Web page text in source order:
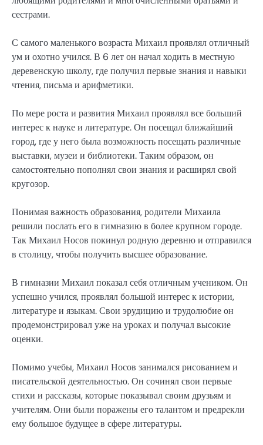
сестрами.
С самого маленького возраста Михаил проявлял отличный
ум и охотно учился. В 6 лет он начал ходить в местную
деревенскую школу, где получил первые знания и навыки
чтения, письма и арифметики.
По мере роста и развития Михаил проявлял все больший
интерес к науке и литературе. Он посещал ближайший
город, где у него была возможность посещать различные
выставки, музеи и библиотеки. Таким образом, он
самостоятельно пополнял свои знания и расширял свой
кругозор.
Понимая важность образования, родители Михаила
решили послать его в гимназию в более крупном городе.
Так Михаил Носов покинул родную деревню и отправился
в столицу, чтобы получить высшее образование.
В гимназии Михаил показал себя отличным учеником. Он
успешно учился, проявлял большой интерес к истории,
литературе и языкам. Свои эрудицию и трудолюбие он
продемонстрировал уже на уроках и получал высокие
оценки.
Помимо учебы, Михаил Носов занимался рисованием и
писательской деятельностью. Он сочинял свои первые
стихи и рассказы, которые показывал своим друзьям и
учителям. Они были поражены его талантом и предрекли
ему большое будущее в сфере литературы.